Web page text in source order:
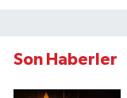
Son Haberler